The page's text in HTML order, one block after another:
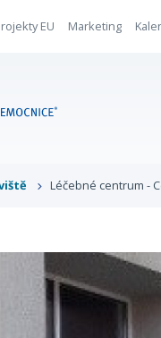
EU Marketing
Léčebné centrum -